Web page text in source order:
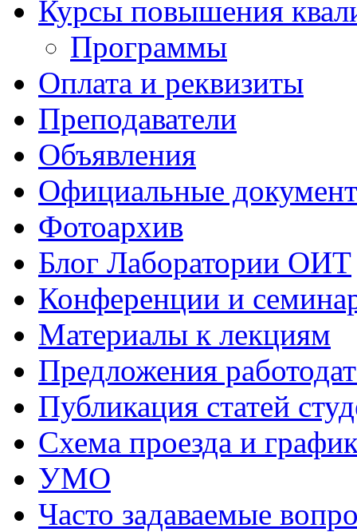
Курсы повышения
Программы
Оплата и реквизиты
Преподаватели
Объявления
Официальные
Фотоархив
Блог Лаборатории ОИТ
Конференции и
Материалы к лекциям
Предложения
Публикация статей
Схема проезда и
УМО
Часто задаваемые